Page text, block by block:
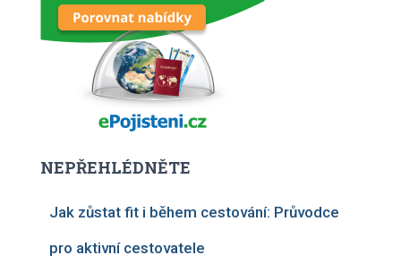
NEPŘEHLÉDNĚTE
Jak zůstat fit i během cestování: Průvodce
pro aktivní cestovatele